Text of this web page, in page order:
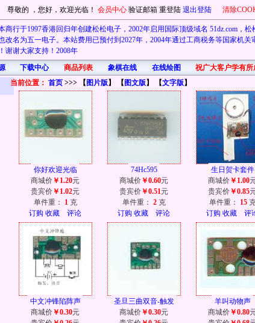
尊敬的 ，您好，欢迎光临！ 会员中心 验证邮箱 重登陆 退出登陆 清除
商行于1997香港回归年创建松松电子，2002年启用国际顶级域名 51dz.com，松
改名为五一电子。本站费用已预付到2027年，2004年通过工商税务等国家机关
谢谢大家支持！2008年
下载中心 商品列表 象棋在线 在线绘图
首先在此祝广大客户学有所
当前位置： 首页 >>> 【 图片版】 【 图文版】 【文字版】
你好欢迎光临
商城价 ￥1.20元
贵宾价 ￥1.02元
单件重：
1 克
订购 收藏 评论
74Hc595
商城价 ￥0.60元
贵宾价 ￥0.51元
单件重： 2 克
订购 收藏 评论
生日贺卡套件
商城价 ￥1.00
贵宾价 ￥0.85
单件重：
15
订购 收藏 评
中文冲锋陷阵声
商城价 ￥0.30元
圣旦三曲双音-触发
商城价 ￥0.30元
羊叫动物声
商城价 ￥0.80